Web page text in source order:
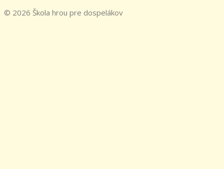
© 2026 Škola hrou pre dospelákov